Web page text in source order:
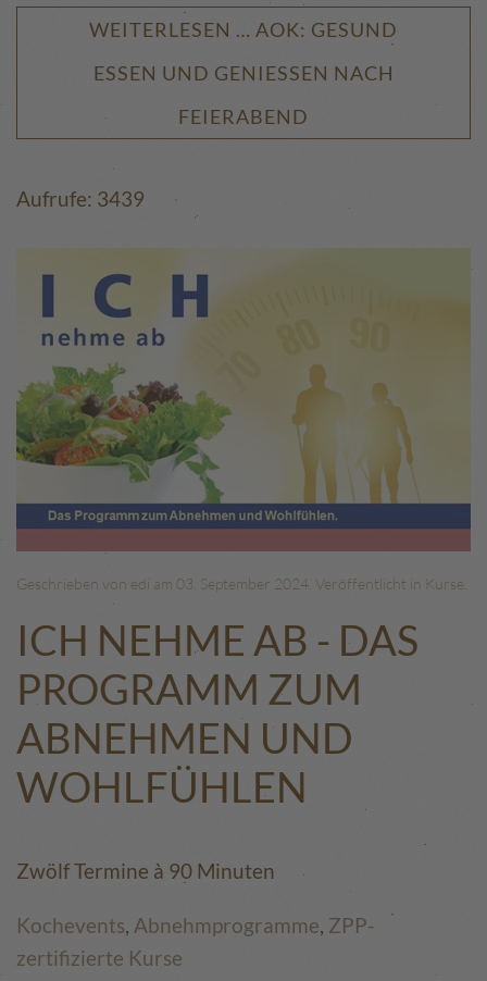
WEITERLESEN … AOK: GESUND
ESSEN UND GENIESSEN NACH F
EIERABEND
Aufrufe: 3439
Geschrieben von edi am 03. September 2024 . Veröffentlicht in Kurse
ICH NEHME AB - DAS
PROGRAMM ZUM
ABNEHMEN UND
WOHLFÜHLEN
Zwölf Termine à 90 Minuten
Kochevents Abnehmprogramme ZPP-
zertifizierte Kurse